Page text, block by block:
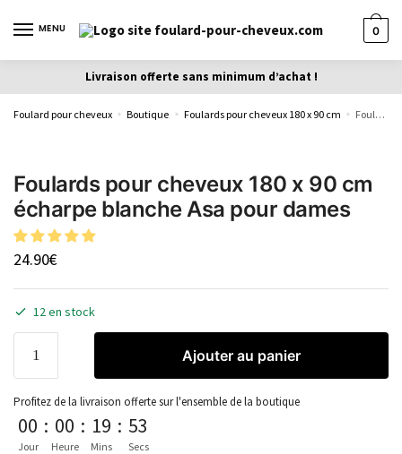
MENU 0
Livraison offerte sans minimum d’achat !
Foulard pour cheveux » Boutique » Foulards pour cheveux 180 x 90 cm » Foulards pour cheveux 180 x 90 cm écharpe blanche Asa pour dames
Foulards pour cheveux 180 x 90 cm
écharpe blanche Asa pour dames
24.90€
12 en stock
Ajouter au panier
Profitez de la livraison offerte sur l'ensemble de la boutique
00
Jour
: 00
Heure
: 19
Mins
: 53
Secs